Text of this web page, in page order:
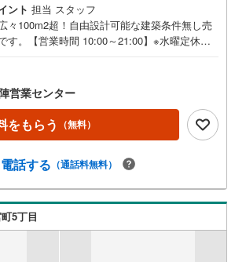
ント 担当 スタッフ
々100m2超！自由設計可能な建築条件無し売
す。【営業時間 10:00～21:00】※水曜定休上
ださい！現地を見学される場合は「室内・現
（無料）」ボタンよりご希望の日時をご記入
とスムーズにご案内が可能です。◎現地のご
て・平日や夜遅い時間帯もご案内が可能 ※定休
経験豊富なスタッフが物件詳細を丁寧にご説明
。・チャイルドシートのご用意ございます。
迎です！年間8000棟以上の限定物件を発表し
ンハウスだから出会える物件が多数ございま
営業センター
をもらう （無料）
電話する （通話料無料）
5丁目